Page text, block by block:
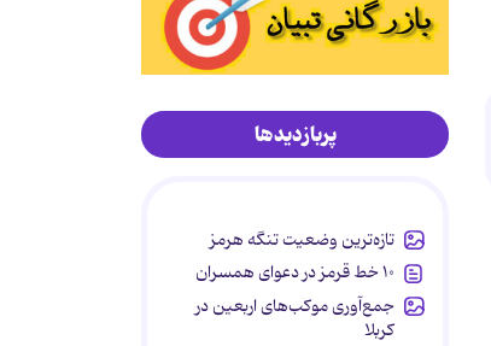
پربازدیدها
تازه‌ترین وضعیت تنگه هرمز
۱۰ خط قرمز در دعوای همسران
جمع‌آوری موکب‌های اربعین در
کربلا